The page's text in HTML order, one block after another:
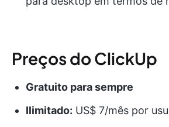
Preços do ClickUp
Gratuito para sempre
Ilimitado: US$ 7/mês por